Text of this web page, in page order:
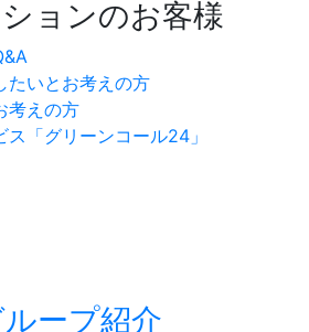
ョンのお客様
たいとお考えの方
考えの方
「グリーンコール24」
ープ紹介